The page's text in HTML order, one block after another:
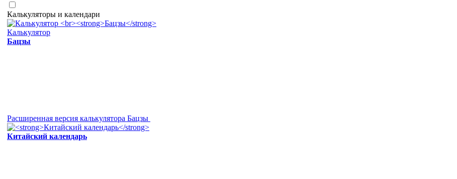
Калькуляторы и календари
Калькулятор
Бацзы
Расширенная версия калькулятора Бацзы
Китайский календарь